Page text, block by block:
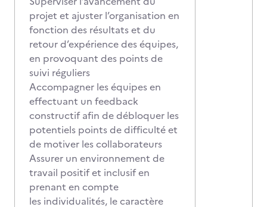
projet et ajuster l’organisation en
fonction des résultats et du
retour d’expérience des équipes,
en provoquant des points de
suivi réguliers
Accompagner les équipes en
effectuant un feedback
constructif afin de débloquer les
potentiels points de difficulté et
de motiver les collaborateurs
Assurer un environnement de
travail positif et inclusif en
prenant en compte
les individualités, le caractère